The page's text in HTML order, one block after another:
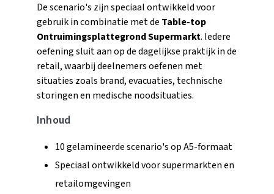
De scenario's zijn speciaal ontwikkeld voor
gebruik in combinatie met de Table-top
Ontruimingsplattegrond Supermarkt. Iedere
oefening sluit aan op de dagelijkse praktijk in de
retail, waarbij deelnemers oefenen met
situaties zoals brand, evacuaties, technische
storingen en medische noodsituaties.
Inhoud
10 gelamineerde scenario's op A5-formaat
Speciaal ontwikkeld voor supermarkten en
retailomgevingen